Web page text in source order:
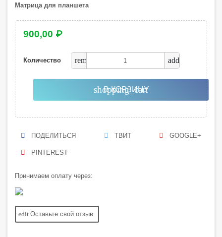
Матрица для планшета
900,00 ₽
Количество remove add
shopping_cart
В КОРЗИНУ
ПОДЕЛИТЬСЯ ТВИТ GOOGLE+
PINTEREST
Принимаем оплату через:
edit Оставьте свой отзыв